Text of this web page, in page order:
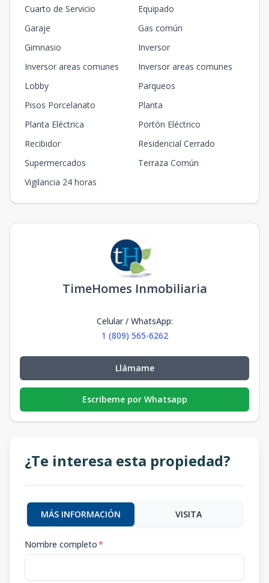
Cuarto de Servicio
Equipado
Garaje
Gas común
Gimnasio
Inversor
Inversor areas comunes
Inversor areas comunes
Lobby
Parqueos
Pisos Porcelanato
Planta
Planta Eléctrica
Portón Eléctrico
Recibidor
Residencial Cerrado
Supermercados
Terraza Común
Vigilancia 24 horas
TimeHomes Inmobiliaria
Celular / WhatsApp:
1 (809) 565-6262
Llámame
Escribeme por Whatsapp
¿Te interesa esta propiedad?
MÁS INFORMACIÓN VISITA
Nombre completo*